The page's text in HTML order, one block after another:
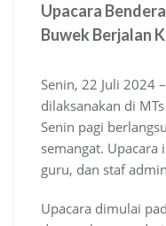
Upacara
Buwek Berjalan
Senin, 22 Juli 2024
dilaksanakan di
Senin pagi
semangat.
guru, dan staf
Upacara dimulai